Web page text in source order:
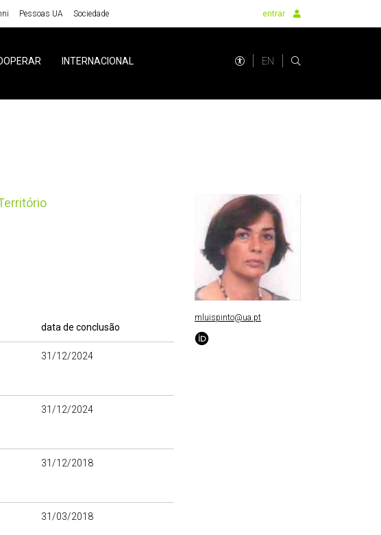
Pessoas UA Sociedade entrar
INTERNACIONAL EN
data de conclusão
31/12/2024
31/12/2024
31/12/2018
31/03/2018
mluispinto@ua.pt